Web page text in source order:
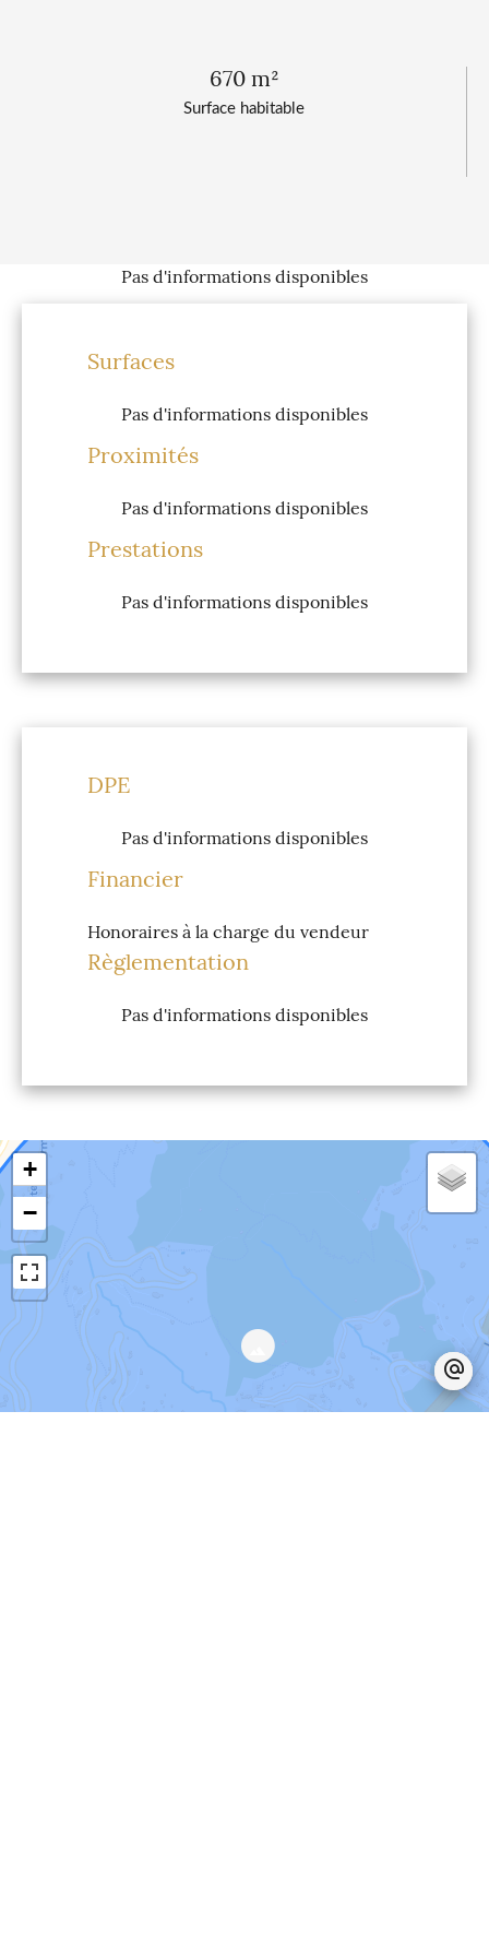
Surface habitable
670 m²
Pas d'informations disponibles
Surfaces
Pas d'informations disponibles
Proximités
Pas d'informations disponibles
Prestations
Pas d'informations disponibles
DPE
Pas d'informations disponibles
Financier
Honoraires à la charge du vendeur
Règlementation
Pas d'informations disponibles
+
−